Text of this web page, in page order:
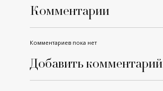
Комментарии
Комментариев пока нет
Добавить комментарий